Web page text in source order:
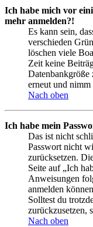
Ich habe mich vor
mehr anmelden?!
Es kann sein,
verschieden
löschen viele
Zeit keine
Datenbankgröße
erneut und
Nach oben
Ich habe mein
Das ist nicht
Passwort nicht
zurücksetzen.
Seite auf „Ich
Anweisungen
anmelden
Solltest du
zurückzusetzen,
Nach oben